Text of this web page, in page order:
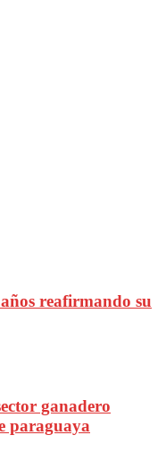
reafirmando su
ganadero
paraguaya